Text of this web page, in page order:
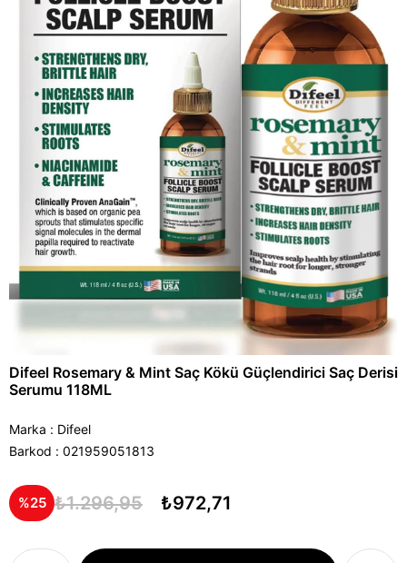
Difeel Rosemary & Mint Saç Kökü Güçlendirici Saç Derisi
Serumu 118ML
Marka : Difeel
Barkod : 021959051813
25 ₺1.296,95 ₺972,71